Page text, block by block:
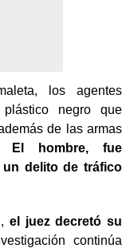
los agentes
negro que
de las armas
El hombre, fue
un delito de tráfico
el juez decretó su
continúa